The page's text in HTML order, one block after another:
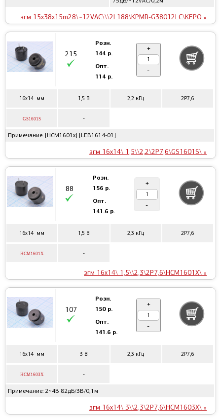
згм 15x38x15m28\~12VAC\\\2L188\KPMB-G38012LC\KEPO »
16x14 мм 1,5 В 2,2 кГц 2P7,6
GS1601S -
Примечание: [HCM1601x] [LEB1614-01]
згм 16x14\ 1,5\\2,2\2P7,6\GS1601S\ »
215
Розн.
144 р.
Опт.
114 р.
+
-
16x14 мм 1,5 В 2,3 кГц 2P7,6
HCM1601X -
згм 16x14\ 1,5\\2,3\2P7,6\HCM1601X\ »
88
Розн.
156 р.
Опт.
141.6 р.
+
-
16x14 мм 3 В 2,3 кГц 2P7,6
HCM1603X -
Примечание: 2~4В 82дБ/3В/0,1м
згм 16x14\ 3\\2,3\2P7,6\HCM1603X\ »
107
Розн.
150 р.
Опт.
141.6 р.
+
-